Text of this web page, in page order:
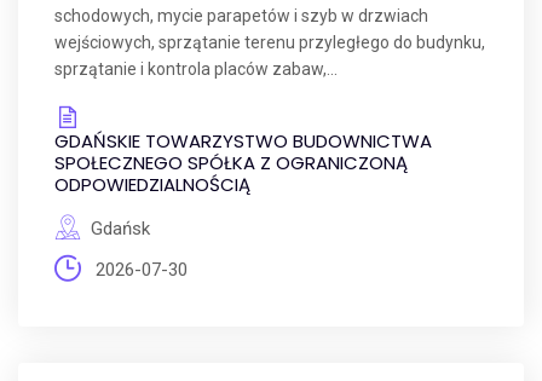
schodowych, mycie parapetów i szyb w drzwiach
wejściowych, sprzątanie terenu przyległego do budynku,
sprzątanie i kontrola placów zabaw,...
GDAŃSKIE TOWARZYSTWO BUDOWNICTWA
SPOŁECZNEGO SPÓŁKA Z OGRANICZONĄ
ODPOWIEDZIALNOŚCIĄ
Gdańsk
2026-07-30